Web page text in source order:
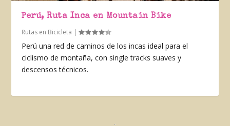
Perú, Ruta Inca en Mountain Bike
Rutas en Bicicleta |
Perú una red de caminos de los incas ideal para el
ciclismo de montaña, con single tracks suaves y
descensos técnicos.